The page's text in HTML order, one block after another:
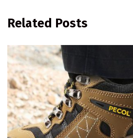
Related Posts